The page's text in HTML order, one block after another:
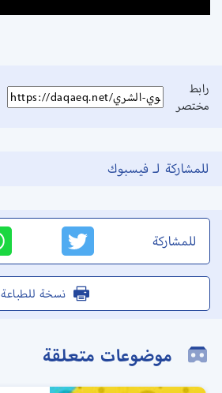
رابط
مختصر
للمشاركة لـ فيسبوك
للمشاركة
نسخة للطباعة
موضوعات متعلقة